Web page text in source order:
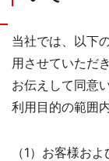
当社では、以下
用させていただ
お伝えして同意
利用目的の範囲
（1）お客様お